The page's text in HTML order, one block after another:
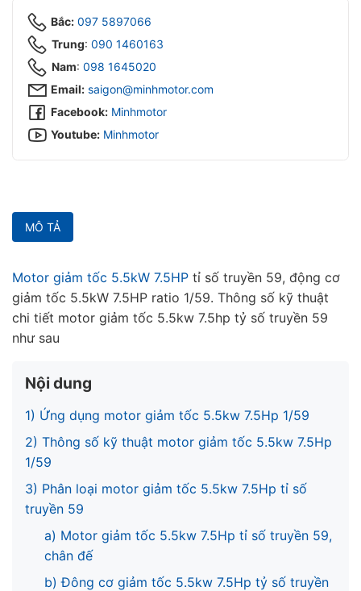
Bắc: 097 5897066
Trung: 090 1460163
Nam: 098 1645020‬
Email: saigon@minhmotor.com
Facebook: Minhmotor
Youtube: Minhmotor
MÔ TẢ
Motor giảm tốc 5.5kW 7.5HP tỉ số truyền 59, động cơ
giảm tốc 5.5kW 7.5HP ratio 1/59. Thông số kỹ thuật
chi tiết motor giảm tốc 5.5kw 7.5hp tỷ số truyền 59
như sau
Nội dung
1) Ứng dụng motor giảm tốc 5.5kw 7.5Hp 1/59
2) Thông số kỹ thuật motor giảm tốc 5.5kw 7.5Hp
1/59
3) Phân loại motor giảm tốc 5.5kw 7.5Hp tỉ số
truyền 59
a) Motor giảm tốc 5.5kw 7.5Hp tỉ số truyền 59,
chân đế
b) Đông cơ giảm tốc 5.5kw 7.5Hp tỷ số truyền